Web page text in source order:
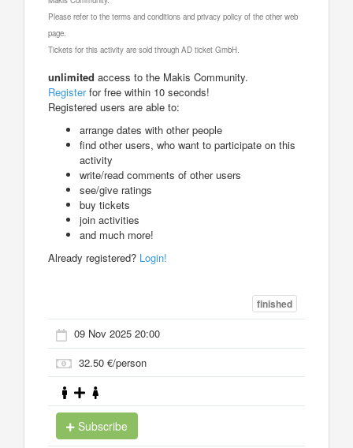
Please refer to the terms and conditions and privacy policy of the other web
page.
Tickets for this activity are sold through AD ticket GmbH.
unlimited access to the Makis Community.
Registerfor free within 10 seconds!
Registered users are able to:
arrange dates with other people
find other users, who want to participate on this
activity
write/read comments of other users
see/give ratings
buy tickets
join activities
and much more!
Already registered? Login!
finished
09 Nov 2025 20:00
32.50 €/person
Subscribe